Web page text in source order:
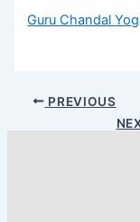
Guru Chandal
PREVIOUS